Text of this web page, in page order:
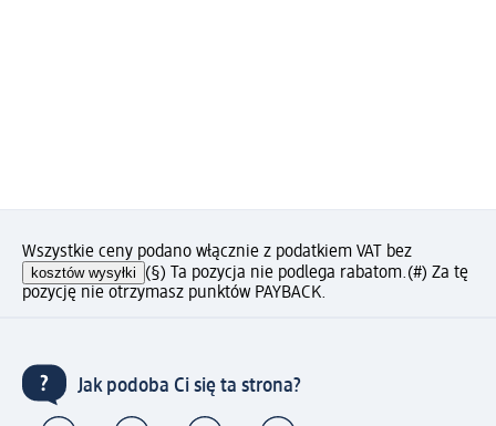
Wszystkie ceny podano włącznie z podatkiem VAT bez
kosztów wysyłki (§) Ta pozycja nie podlega rabatom.(#) Za tę
pozycję nie otrzymasz punktów PAYBACK.
Jak podoba Ci się ta strona?